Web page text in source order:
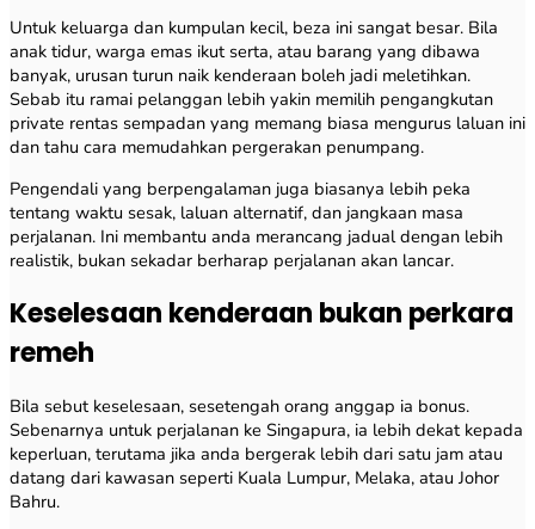
Untuk keluarga dan kumpulan kecil, beza ini sangat besar. Bila
anak tidur, warga emas ikut serta, atau barang yang dibawa
banyak, urusan turun naik kenderaan boleh jadi meletihkan.
Sebab itu ramai pelanggan lebih yakin memilih pengangkutan
private rentas sempadan yang memang biasa mengurus laluan ini
dan tahu cara memudahkan pergerakan penumpang.
Pengendali yang berpengalaman juga biasanya lebih peka
tentang waktu sesak, laluan alternatif, dan jangkaan masa
perjalanan. Ini membantu anda merancang jadual dengan lebih
realistik, bukan sekadar berharap perjalanan akan lancar.
Keselesaan kenderaan bukan perkara
remeh
Bila sebut keselesaan, sesetengah orang anggap ia bonus.
Sebenarnya untuk perjalanan ke Singapura, ia lebih dekat kepada
keperluan, terutama jika anda bergerak lebih dari satu jam atau
datang dari kawasan seperti Kuala Lumpur, Melaka, atau Johor
Bahru.